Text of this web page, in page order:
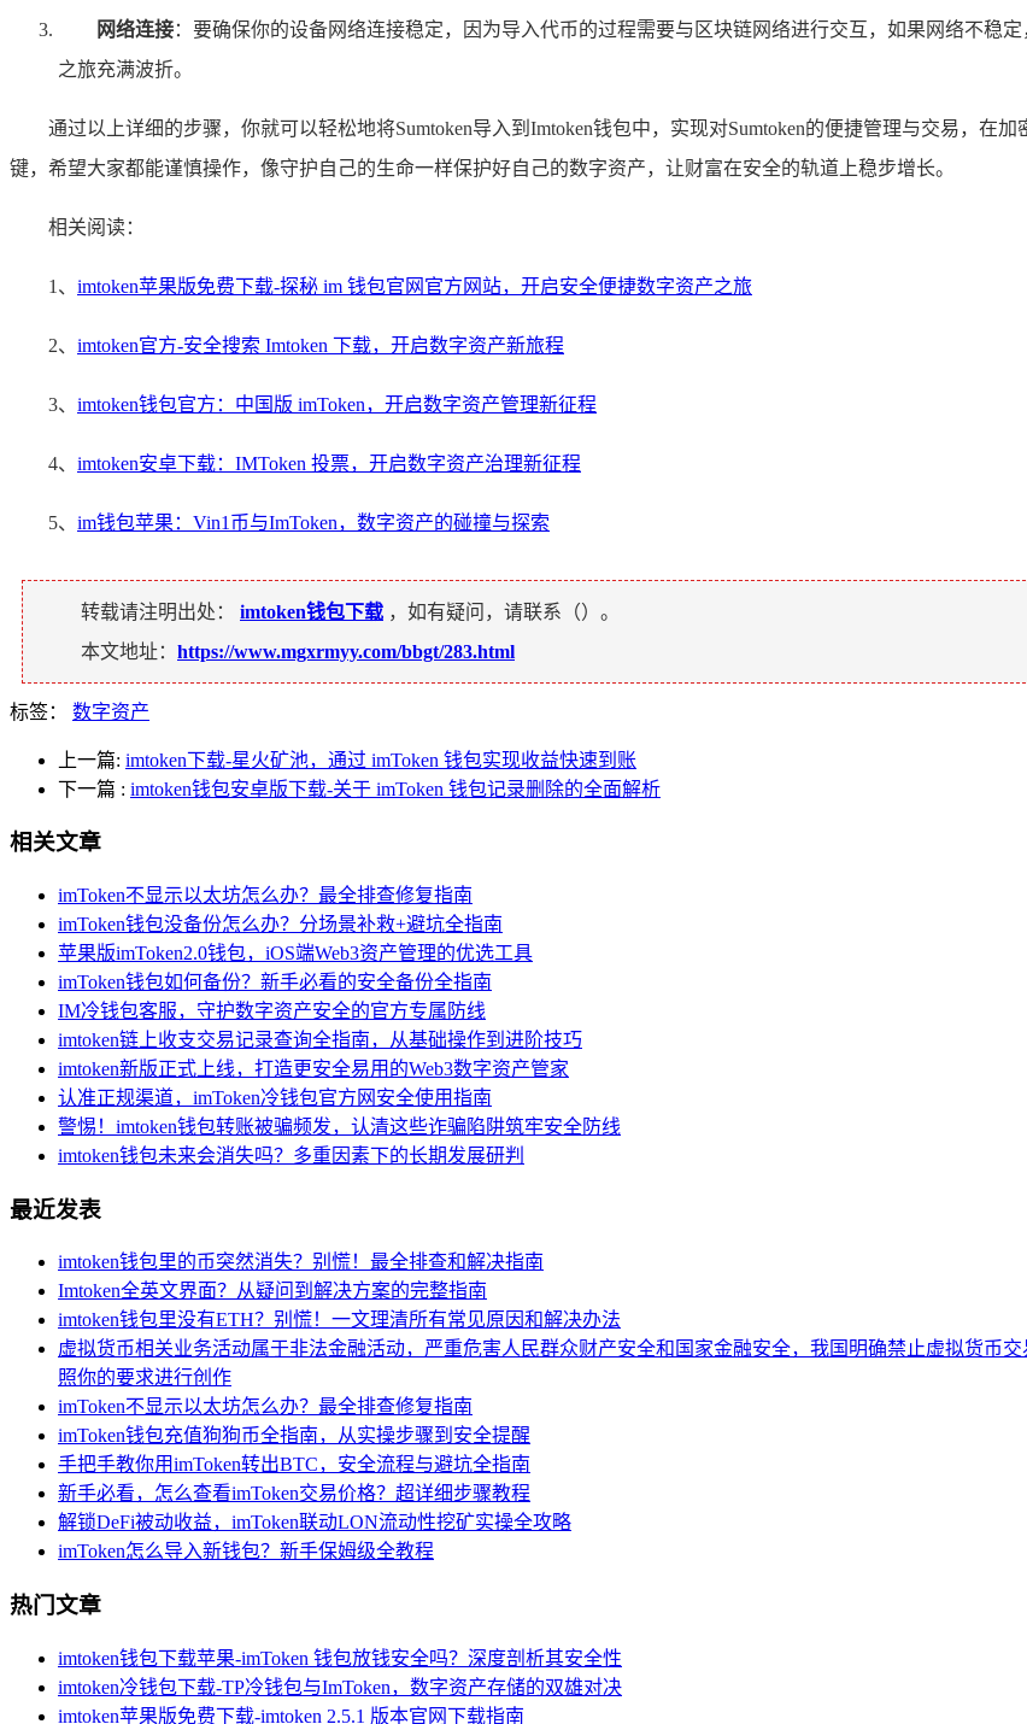
网络连接：要确保你的设备网络连接稳定，因为导入代币的过程需要与区块链网络进行交互，如果网络不稳
之旅充满波折。
通过以上详细的步骤，你就可以轻松地将Sumtoken导入到Imtoken钱包中，实现对Sumtoken的便捷管理与交易，在
键，希望大家都能谨慎操作，像守护自己的生命一样保护好自己的数字资产，让财富在安全的轨道上稳步增长。
相关阅读：
1、 imtoken苹果版免费下载-探秘 im 钱包官网官方网站，开启安全便捷数字资产之旅
2、 imtoken官方-安全搜索 Imtoken 下载，开启数字资产新旅程
3、 imtoken钱包官方：中国版 imToken，开启数字资产管理新征程
4、 imtoken安卓下载：IMToken 投票，开启数字资产治理新征程
5、 im钱包苹果：Vin1币与ImToken，数字资产的碰撞与探索
转载请注明出处： imtoken钱包下载 ，如有疑问，请联系（）。
本文地址： https://www.mgxrmyy.com/bbgt/283.html
标签： 数字资产
上一篇: imtoken下载-星火矿池，通过 imToken 钱包实现收益快速到账
下一篇 : imtoken钱包安卓版下载-关于 imToken 钱包记录删除的全面解析
相关文章
imToken不显示以太坊怎么办？最全排查修复指南
imToken钱包没备份怎么办？分场景补救+避坑全指南
苹果版imToken2.0钱包，iOS端Web3资产管理的优选工具
imToken钱包如何备份？新手必看的安全备份全指南
IM冷钱包客服，守护数字资产安全的官方专属防线
imtoken链上收支交易记录查询全指南，从基础操作到进阶技巧
imtoken新版正式上线，打造更安全易用的Web3数字资产管家
认准正规渠道，imToken冷钱包官方网安全使用指南
警惕！imtoken钱包转账被骗频发，认清这些诈骗陷阱筑牢安全防线
imtoken钱包未来会消失吗？多重因素下的长期发展研判
最近发表
imtoken钱包里的币突然消失？别慌！最全排查和解决指南
Imtoken全英文界面？从疑问到解决方案的完整指南
imtoken钱包里没有ETH？别慌！一文理清所有常见原因和解决办法
虚拟货币相关业务活动属于非法金融活动，严重危害人民群众财产安全和国家金融安全，我国明确禁止虚拟货币
照你的要求进行创作
imToken不显示以太坊怎么办？最全排查修复指南
imToken钱包充值狗狗币全指南，从实操步骤到安全提醒
手把手教你用imToken转出BTC，安全流程与避坑全指南
新手必看，怎么查看imToken交易价格？超详细步骤教程
解锁DeFi被动收益，imToken联动LON流动性挖矿实操全攻略
imToken怎么导入新钱包？新手保姆级全教程
热门文章
imtoken钱包下载苹果-imToken 钱包放钱安全吗？深度剖析其安全性
imtoken冷钱包下载-TP冷钱包与ImToken，数字资产存储的双雄对决
imtoken苹果版免费下载-imtoken 2.5.1 版本官网下载指南